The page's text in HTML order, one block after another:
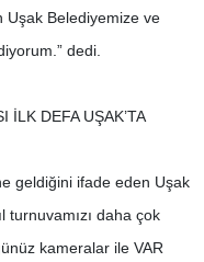
Uşak Belediyemize ve
dedi.
İLK DEFA UŞAK’TA
geldiğini ifade eden Uşak
turnuvamızı daha çok
kameralar ile VAR